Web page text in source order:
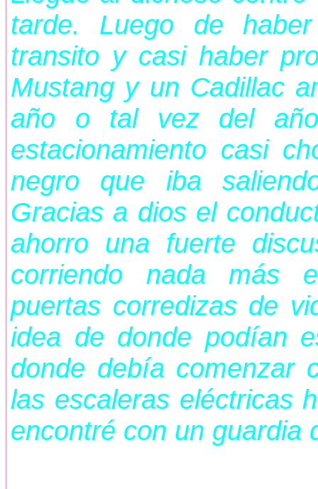
tarde. Luego de
transito y casi haber
Mustang y un Cadillac
año o tal vez del
estacionamiento casi
negro que iba
Gracias a dios el
ahorro una fuerte
corriendo nada más
puertas corredizas de
idea de donde podían
donde debía comenzar
las escaleras eléctricas
encontré con un guardia